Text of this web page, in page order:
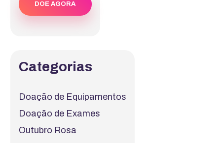
DOE AGORA
Categorias
Doação de Equipamentos
Doação de Exames
Outubro Rosa